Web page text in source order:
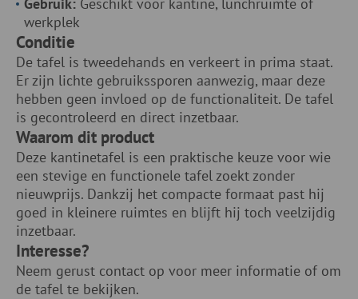
werkplek
Conditie
De tafel is tweedehands en verkeert in prima staat.
Er zijn lichte gebruikssporen aanwezig, maar deze
hebben geen invloed op de functionaliteit. De tafel
is gecontroleerd en direct inzetbaar.
Waarom dit product
Deze kantinetafel is een praktische keuze voor wie
een stevige en functionele tafel zoekt zonder
nieuwprijs. Dankzij het compacte formaat past hij
goed in kleinere ruimtes en blijft hij toch veelzijdig
inzetbaar.
Interesse?
Neem gerust contact op voor meer informatie of om
de tafel te bekijken.